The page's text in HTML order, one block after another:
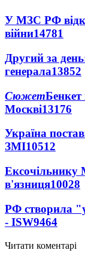
У МЗС РФ
війни14781
Другий за
генерала13852
СюжетБенкет
Москві13176
Україна
ЗМІ10512
Ексочільнику
в'язниця10028
РФ створила
- ISW9464
Читати коментарі